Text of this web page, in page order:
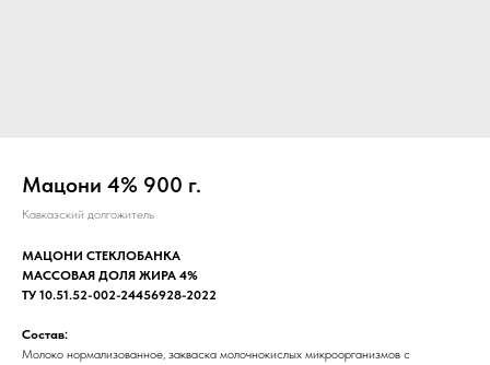
Мацони 4% 900 г.
Кавказский долгожитель
МАЦОНИ СТЕКЛОБАНКА
МАССОВАЯ ДОЛЯ ЖИРА 4%
ТУ 10.51.52-002-24456928-2022
Состав:
Молоко нормализованное, закваска молочнокислых микроорганизмов с